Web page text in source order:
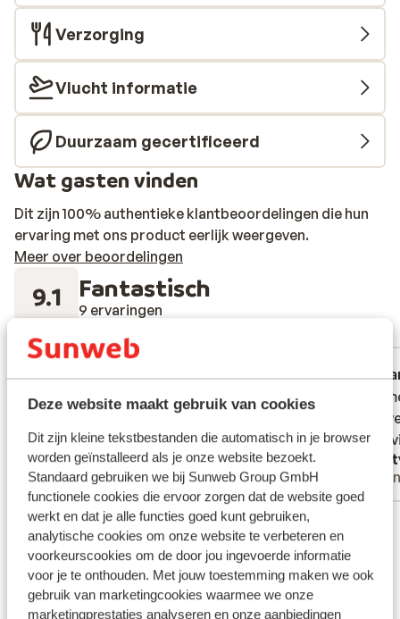
Deze website maakt gebruik van cookies
Dit zijn kleine tekstbestanden die automatisch in je browser
worden geïnstalleerd als je onze website bezoekt.
Standaard gebruiken we bij Sunweb Group GmbH
functionele cookies die ervoor zorgen dat de website goed
werkt en dat je alle functies goed kunt gebruiken,
analytische cookies om onze website te verbeteren en
voorkeurscookies om de door jou ingevoerde informatie
voor je te onthouden. Met jouw toestemming maken we ook
gebruik van marketingcookies waarmee we onze
marketingprestaties analyseren en onze aanbiedingen
Verzorging
Vlucht informatie
Duurzaam gecertificeerd
Wat gasten vinden
Dit zijn 100% authentieke klantbeoordelingen die hun
ervaring met ons product eerlijk weergeven.
Meer over beoordelingen
9.1 Fantastisch
9 ervaringen
Meest geboekt door met partner
Fantastisch
6 jul. 2026
Het hotel was zeker in orde!
Het hotel was zeker in orde!
Anoniem
Met partner
Zeer
mooi
en
Zeer
mooi
en
Bekijk alle 9 ervaringen
Ligging